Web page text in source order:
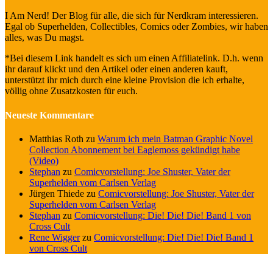
I Am Nerd! Der Blog für alle, die sich für Nerdkram interessieren.
Egal ob Superhelden, Collectibles, Comics oder Zombies, wir haben
alles, was Du magst.
*Bei diesem Link handelt es sich um einen Affiliatelink. D.h. wenn
ihr darauf klickt und den Artikel oder einen anderen kauft,
unterstützt ihr mich durch eine kleine Provision die ich erhalte,
völlig ohne Zusatzkosten für euch.
Neueste Kommentare
Matthias Roth zu Warum ich mein Batman Graphic Novel
Collection Abonnement bei Eaglemoss gekündigt habe
(Video)
Stephan zu Comicvorstellung: Joe Shuster, Vater der
Superhelden vom Carlsen Verlag
Jürgen Thiede zu Comicvorstellung: Joe Shuster, Vater der
Superhelden vom Carlsen Verlag
Stephan zu Comicvorstellung: Die! Die! Die! Band 1 von
Cross Cult
Rene Wiggerzu Comicvorstellung: Die! Die! Die! Band 1
von Cross Cult